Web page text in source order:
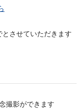
させていただきます
撮影ができます